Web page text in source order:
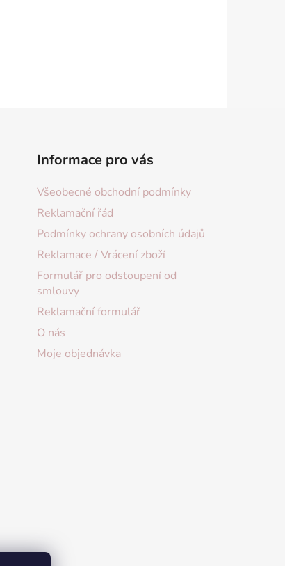
Informace pro vás
Všeobecné obchodní podmínky
Reklamační řád
Podmínky ochrany osobních údajů
Reklamace / Vrácení zboží
Formulář pro odstoupení od
smlouvy
Reklamační formulář
O nás
Moje objednávka